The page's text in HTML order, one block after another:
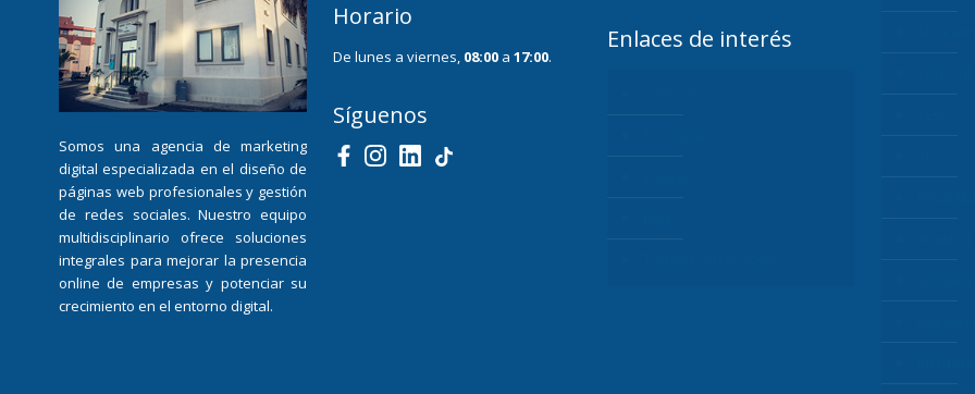
Somos una agencia de marketing
digital especializada en el diseño de
páginas web profesionales y gestión
de redes sociales. Nuestro equipo
multidisciplinario ofrece soluciones
integrales para mejorar la presencia
online de empresas y potenciar su
crecimiento en el entorno digital.
Horario
De lunes a viernes, 08:00 a 17:00.
Síguenos
Enlaces de interés